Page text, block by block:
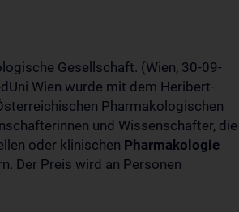
Gesellschaft. (Wien, 30-09-
Wien wurde mit dem Heribert-
Pharmakologischen
und Wissenschafter, die
oder klinischen Pharmakologie
Der Preis wird an Personen